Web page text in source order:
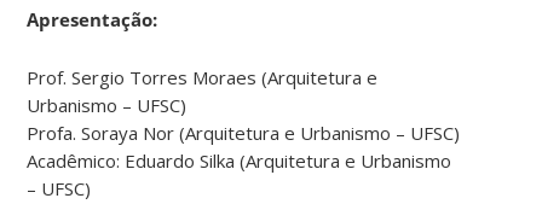
Apresentação:
Prof. Sergio Torres Moraes (Arquitetura e
Urbanismo – UFSC)
Profa. Soraya Nor (Arquitetura e Urbanismo – UFSC)
Acadêmico: Eduardo Silka (Arquitetura e Urbanismo
– UFSC)